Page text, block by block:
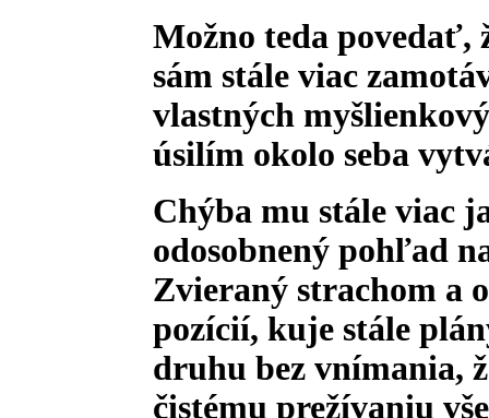
Možno teda povedať,
sám stále viac
vlastných
úsilím okolo seba
Chýba mu stále viac
odosobnený pohľad
Zvieraný strachom a
pozícií, kuje stále
druhu bez vnímania,
čistému prežívaniu